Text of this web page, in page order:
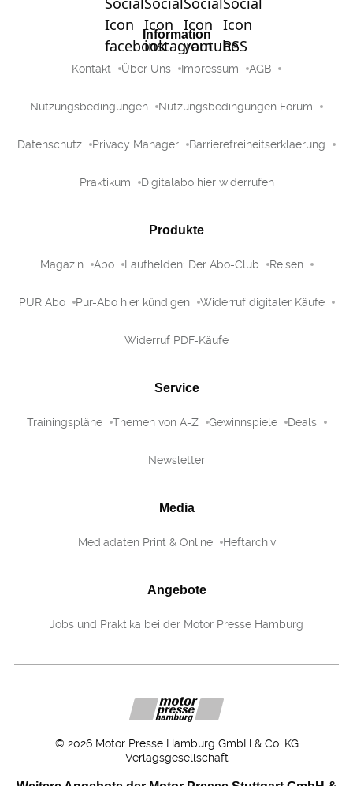
Information
Kontakt Über Uns Impressum AGB
Nutzungsbedingungen Nutzungsbedingungen Forum
Datenschutz Privacy Manager Barrierefreiheitserklaerung
Praktikum Digitalabo hier widerrufen
Produkte
Magazin Abo Laufhelden: Der Abo-Club Reisen
PUR Abo Pur-Abo hier kündigen Widerruf digitaler Käufe
Widerruf PDF-Käufe
Service
Trainingspläne Themen von A-Z Gewinnspiele Deals
Newsletter
Media
Mediadaten Print & Online Heftarchiv
Angebote
Jobs und Praktika bei der Motor Presse Hamburg
© 2026 Motor Presse Hamburg GmbH & Co. KG
Verlagsgesellschaft